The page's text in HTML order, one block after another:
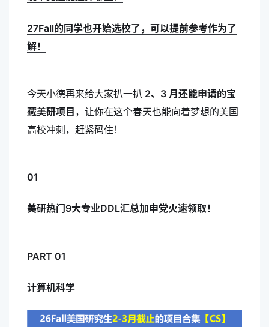
27Fall的同学也开始选校了，可以提前参考作为了
解！
今天小德再来给大家扒一扒 2、3 月还能申请的宝
藏美研项目 ，让你在这个春天也能向着梦想的美国
高校冲刺，赶紧码住！
01
美研热门9大专业DDL汇总加申党火速领取！
PART 01
计算机科学